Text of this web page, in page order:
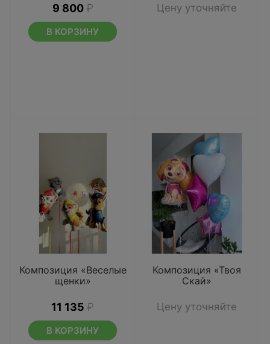
9 800 ₽
В КОРЗИНУ
Цену уточняйте
Композиция «Веселые
щенки»
11 135 ₽
В КОРЗИНУ
Композиция «Твоя
Скай»
Цену уточняйте